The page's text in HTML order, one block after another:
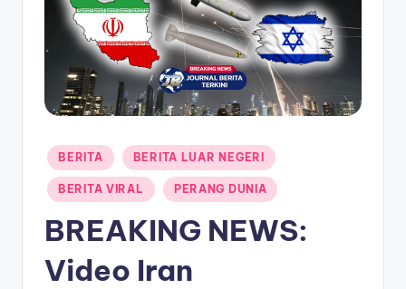
Posted
in
BERITA BERITA LUAR NEGERI
BERITA VIRAL PERANG DUNIA
BREAKING NEWS:
Video Iran